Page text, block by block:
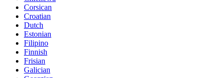
Corsican
Croatian
Dutch
Estonian
Filipino
Finnish
Frisian
Galician